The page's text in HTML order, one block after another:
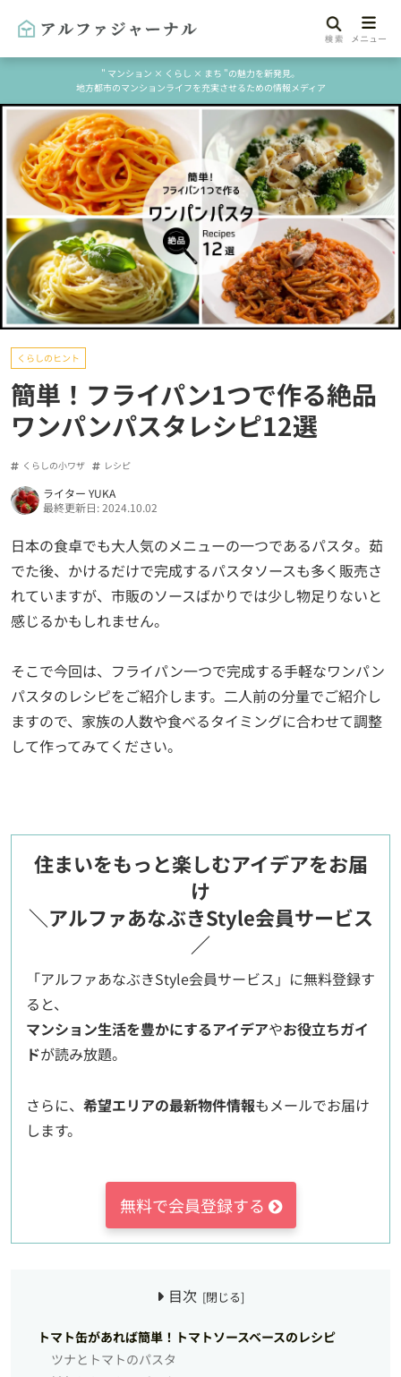
" マンション × くらし × まち "の魅力を新発見。
地方都市のマンションライフを充実させるための情報メディア
くらしのヒント
簡単！フライパン1つで作る絶品
ワンパンパスタレシピ12選
くらしの小ワザ レシピ
ライター YUKA
最終更新日: 2024.10.02
日本の食卓でも大人気のメニューの一つであるパスタ。茹
でた後、かけるだけで完成するパスタソースも多く販売さ
れていますが、市販のソースばかりでは少し物足りないと
感じるかもしれません。
そこで今回は、フライパン一つで完成する手軽なワンパン
パスタのレシピをご紹介します。二人前の分量でご紹介し
ますので、家族の人数や食べるタイミングに合わせて調整
して作ってみてください。
住まいをもっと楽しむアイデアをお届
け
＼アルファあなぶきStyle会員サービス
／
「アルファあなぶきStyle会員サービス」に無料登録す
ると、
マンション生活を豊かにするアイデアやお役立ちガイ
ドが読み放題。
さらに、 希望エリアの最新物件情報もメールでお届け
します。
無料で会員登録する
目次
トマト缶があれば簡単！トマトソースベースのレシピ
ツナとトマトのパスタ